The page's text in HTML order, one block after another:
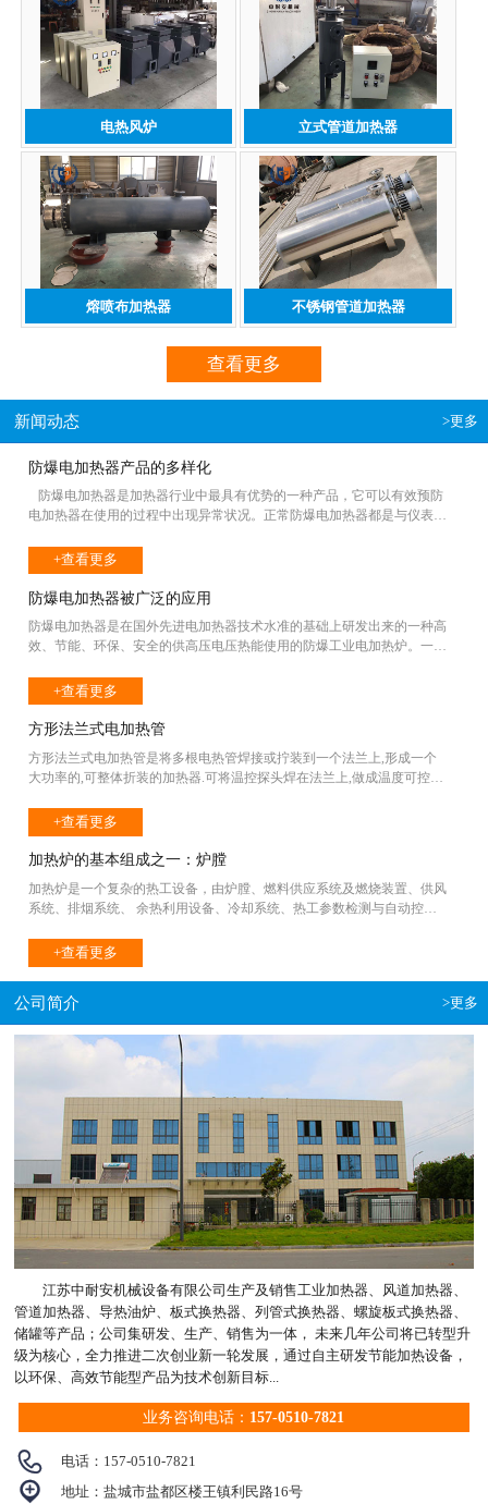
电热风炉 立式管道加热器
熔喷布加热器 不锈钢管道加热器
查看更多
新闻动态 >更多
防爆电加热器产品的多样化
防爆电加热器是加热器行业中最具有优势的一种产品，它可以有效预防
电加热器在使用的过程中出现异常状况。正常防爆电加热器都是与仪表控
电加热器的一些种类分布： 防爆电加热器的起动器类 此类产品包括手
动起动器、电磁起动器、可逆电磁起动器、自耦减压起动器、Y-△变换降
压起动器和馈电开关等产品。防爆起动器类产品作为终端控制设备，一般
铸造铝合金或钢板制成。其内部一般由接触器（空气式或真空式）、电动
机保护系统、信号灯、按钮和自耦变压器等元件组成，而且-般都具有就
关，使产品更加完善。 防爆电加热器的控制开关类 这类产品市场需求
关、行程开关、拉线开关等小型防爆产品。这些产品的防爆等级可达
ⅡCT6级别，其防爆外壳壳体通常是采用铸造铝合金压铸而成的复合型结
构，也有少数制造厂采用其它材质外壳。这类产品的特点是体积小、内部
箱类 主要包括用于控制照明系统的照明配电箱和用于控制动力系统的动
力箱。这类产品大部分结构为组合式，最多可控制12个回路，其外壳大部
分是以铸造铝合金材料制作的，也有一部分为钢板焊接的，还有很少一部
分为绝缘材料外壳。其内部主要由断路器、接触器、热继电器、转换开
关、信号灯、按钮等元件构成，制造厂还可根据用户需要而选择配备。防
爆等级最高可达ⅡCT6级。顺便指出，防爆自动开关、防爆刀开关以及熔
只是变成一个单件而已。因此这些产品也划归到这类产品中来。
+查看更多
防爆电加热器被广泛的应用
防爆电加热器是在国外先进电加热器技术水准的基础上研发出来的一种高
效、节能、环保、安全的供高压电压热能使用的防爆工业电加热炉。一般
的循环泵经过电能的强制加工，将内部高温电压的热量输送给一个或多个
电加热设备。可以实现内部高温电压系统的不间断传递。保证电加热设备
内部高温电压系统利用电能获得较高温度的能源。 我国防爆电加热器产
品的命名五花八门，给产品选型带来了很大的不方便。因此，结合上述情
况，对产品型号编制和命名提出如下建议：产品型号的第一个字母采用
安全型为“i”等，以此类推。第二个字母和第三个字母均为体现产品主要特
电磁式(D)，□添序列号，仍按JB/T3139规定，后边仍用两组数字分别表示
主要技术参数即可。如果有必要，也可在某一位置增加一企业代号或代
码，来区分制造企业，这样编制的产品型号，即简洁又能够说明问题，还
说明。 防爆电加热器的防爆操作柱产品特点：铸铝合金外壳，盖板压铸
成型表面喷塑；内装万能转换开关、电流表、指示灯等；自动复位万能转
换开关取代按钮。一孔取代多孔；转换开关有多种功能可自由选择；开孔
少，功能多，防爆可靠性好，安全系数高；可根据要求特制；电流表量程
热电偶是利用间隙隔爆原理，设计具有足够强度的接线盒等部件，将所有
会产生火花、电孤和危险温度的零部件都密封在接线盒内，当盒内发生爆
化工、化纤、制药等行业不可缺少的测量温装置。 某些特殊场合，如化
工厂、冶炼厂、发电厂、水泥厂等，用普通热电偶、热电阻就极易损坏。
因此，上述场合必须采用耐磨热电偶。耐磨热电偶特别适用硫化床、磨煤
机出口，一次，二次风煤及水泥行业测温。 在WR、WZ系列基础上，其
保护套的插入部分，可全部或部分制成。耐磨，同时耐冲刷，耐腐蚀。寿
命长。高温下可使用6个月以上。
+查看更多
方形法兰式电加热管
方形法兰式电加热管是将多根电热管焊接或拧装到一个法兰上,形成一个
大功率的,可整体折装的加热器.可将温控探头焊在法兰上,做成温度可控的
接方式,一是螺纹连接, 常用规格尺寸G1/2--2寸,二是法兰连接.也就是俗称
的平板法兰连接.常用规格尺寸DN50mm--DN300mm,法兰电热管的法兰常
用材料有黄铜,不锈钢,10号钢,管材料常用10号钢,不锈钢,紫铜.常用规
于电开水器,电锅炉,太阳能系统,太阳能水箱,化工池,洗浴池,游泳池等需加
热场所. 【产品特点】： 1. 体积小、加热功率大； 2. 可在各种场合对各种
以全自动化控制，包括通过DCS系统对电加热系统进行控制； 5. 使用寿
机械设备需加热部位 方形法兰电热管技术参数 ●参考电压：220V/380V ●
发热管径：Φ8.5—Φ22 ●发热管材：SS304不锈钢，SL3316不锈钢，10号
钢，铜 ●主要功率：3KW—150KW ●工作压力：1.0MPa—3.0MPa ●法兰及
螺纹头材质：不锈钢，碳钢，铜
+查看更多
加热炉的基本组成之一：炉膛
加热炉是一个复杂的热工设备，由炉膛、燃料供应系统及燃烧装置、供风
系统、排烟系统、 余热利用设备、冷却系统、热工参数检测与自动控制
渣(主要是氧化铁皮)的侵蚀 和刚炉膛由耐火材料砌成(或整体浇灌而成)。
炉膛耐火砌体由炉顶、炉堵、炉底构成并 AJ—落在炉基上。为厂保持炉
子的气密性．减少漏气和热损失，常在砌体外围以5-10mm的钢 板作为钢
结构，以承受砌体的负荷并在其上安装燃烧装置、炉门等附属设备。
+查看更多
公司简介 >更多
江苏中耐安机械设备有限公司生产及销售工业加热器、风道加热器、
管道加热器、导热油炉、板式换热器、列管式换热器、螺旋板式换热器、
储罐等产品；公司集研发、生产、销售为一体， 未来几年公司将已转型升
级为核心，全力推进二次创业新一轮发展，通过自主研发节能加热设备，
以环保、高效节能型产品为技术创新目标...
业务咨询电话： 157-0510-7821
 电话： 157-0510-7821
 地址：盐城市盐都区楼王镇利民路16号